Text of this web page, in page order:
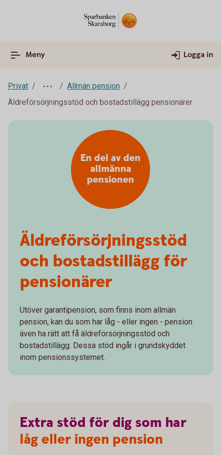
Meny Logga in
Privat
Allmän pension
Äldreförsörjningsstöd och bostadstillägg pensionärer
Äldreförsörjningsstöd
och bostadstillägg för
pensionärer
Utöver garantipension, som finns inom allmän
pension, kan du som har låg - eller ingen - pension
även ha rätt att få äldreförsörjningsstöd och
bostadstillägg. Dessa stöd ingår i grundskyddet
inom pensionssystemet.
En del av den
allmänna
pensionen
Extra stöd för dig som har
låg eller ingen pension